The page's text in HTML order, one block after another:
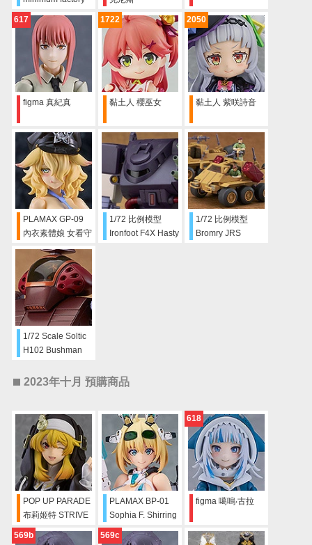
Walküre LAST
MISSION 形象顏
色ver. SET
figma 真紀真
617
黏土人 櫻巫女
1722
黏土人 紫咲詩音
2050
PLAMAX GP-09
內衣素體娘 女看守
1/72 比例模型
Ironfoot F4X Hasty
1/72 比例模型
Bromry JRS
1/72 Scale Soltic
H102 Bushman
2023年十月 預購商品
POP UP PARADE
布莉姬特 STRIVE
BLACK
PLAMAX BP-01
Sophia F. Shirring
figma 噶嗚‧古拉
618
569b 569c